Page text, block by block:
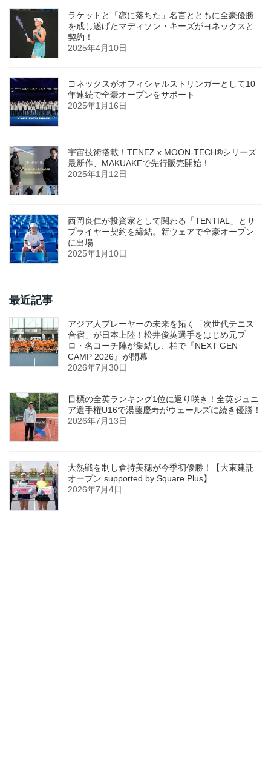
ラケットと「恋に落ちた」名言とともに全豪優勝
を成し遂げたマディソン・キーズがヨネックスと
契約！
2025年4月10日
ヨネックスがオフィシャルストリンガーとして10
年連続で全豪オープンをサポート
2025年1月16日
宇宙技術搭載！TENEZ x MOON-TECH®シリーズ
最新作、MAKUAKEで先行販売開始！
2025年1月12日
西岡良仁が投資家として関わる「TENTIAL」とサ
プライヤー契約を締結。新ウェアで全豪オープン
に出場
2025年1月10日
最近記事
アジア人プレーヤーの未来を拓く「次世代テニス
合宿」が日本上陸！松井俊英選手をはじめ元プ
ロ・名コーチ陣が集結し、柏で『NEXT GEN
CAMP 2026』が開幕
2026年7月30日
目標の全英ランキング1位に返り咲き！全英ジュニ
ア選手権U16で湯藤慶寿がウェールズに続き優勝！
2026年7月13日
大熱戦を制し倉持美穂が今季初優勝！【大東建託
オープン supported by Square Plus】
2026年7月4日